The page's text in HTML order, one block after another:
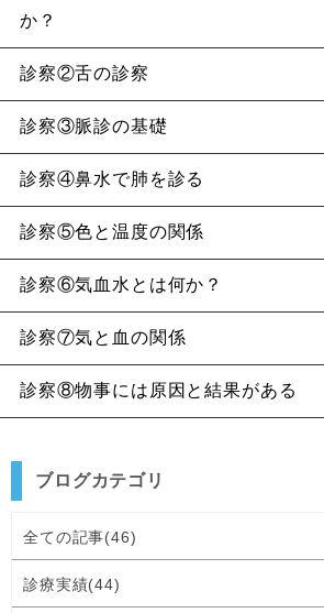
か？
診察②舌の診察
診察③脈診の基礎
診察④鼻水で肺を診る
診察⑤色と温度の関係
診察⑥気血水とは何か？
診察⑦気と血の関係
診察⑧物事には原因と結果がある
ブログカテゴリ
全ての記事(46)
診療実績(44)